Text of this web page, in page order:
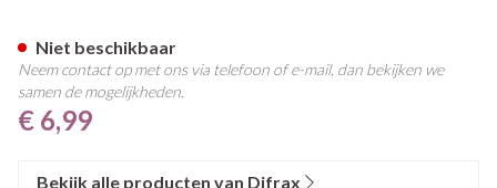
€ 6,99
Niet beschikbaar
Neem contact op met ons via telefoon of e-mail, dan bekijken we
samen de mogelijkheden.
Bekijk alle producten van Difrax